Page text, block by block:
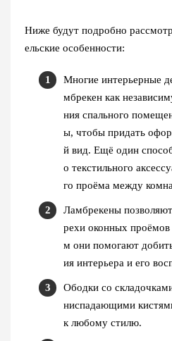
Ниже будут подробно
ельские особенности:
Многие интерьерные
мбрекен как
ния спального
ы, чтобы придать
й вид. Ещё один
о текстильного
го проёма между
Ламбрекены
рехи оконных
м они помогают
ия интерьера и его
Ободки со
ниспадающими
к любому стилю.